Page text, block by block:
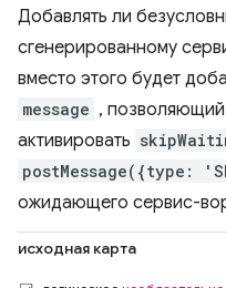
Добавлять ли
сгенерированному
вместо этого будет
message ,
активировать
postMessage({type:
ожидающего сервис-
исходная карта